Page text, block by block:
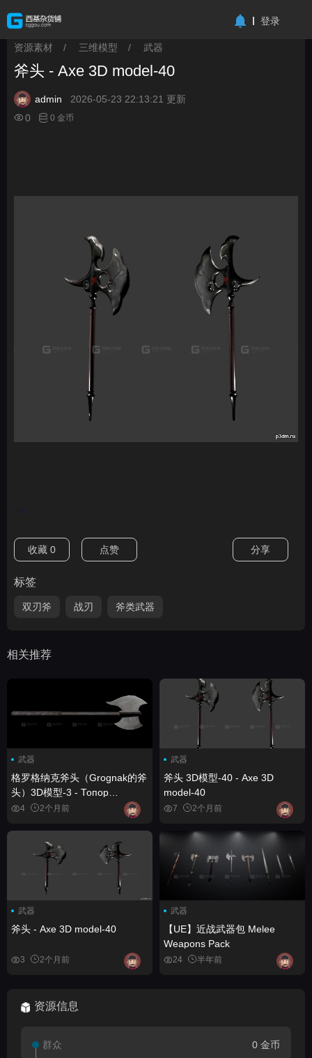
登录
资源素材 / 三维模型 / 武器
斧头 - Axe 3D model-40
admin
2026-05-23 22:13:21 更新
0
0 金币
收藏 0 点赞 分享
标签
双刃斧 战刃 斧类武器
相关推荐
武器
格罗格纳克斧头（Grognak的斧
头）3D模型-3 - Топор
Грогнака (Grognak's axe) 3D
4 2个月前
武器
斧头 3D模型-40 - Axe 3D
model-40
7 2个月前
武器
斧头 - Axe 3D model-40
3 2个月前
武器
【UE】近战武器包 Melee
Weapons Pack
24 半年前
资源信息
群众 0 金币